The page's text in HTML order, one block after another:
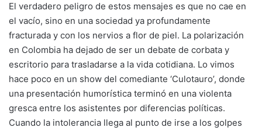
El verdadero peligro de estos mensajes es que no cae en
el vacío, sino en una sociedad ya profundamente
fracturada y con los nervios a flor de piel. La polarización
en Colombia ha dejado de ser un debate de corbata y
escritorio para trasladarse a la vida cotidiana. Lo vimos
hace poco en un show del comediante ‘Culotauro’, donde
una presentación humorística terminó en una violenta
gresca entre los asistentes por diferencias políticas.
Cuando la intolerancia llega al punto de irse a los golpes